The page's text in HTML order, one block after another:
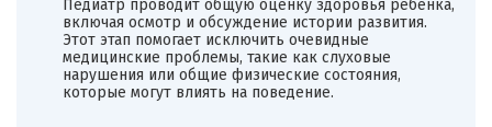
Педиатр проводит общую оценку здоровья ребёнка,
включая осмотр и обсуждение истории развития.
Этот этап помогает исключить очевидные
медицинские проблемы, такие как слуховые
нарушения или общие физические состояния,
которые могут влиять на поведение.